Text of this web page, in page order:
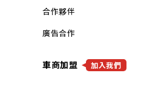
合作夥伴
廣告合作
車商加盟 加入我們